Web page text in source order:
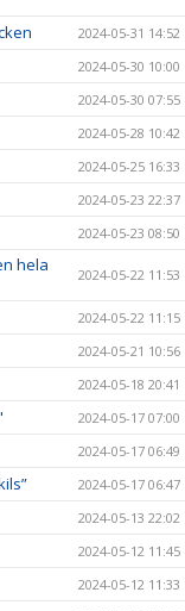
2024-05-31 14:52
2024-05-30 10:00
2024-05-30 07:55
2024-05-28 10:42
2024-05-25 16:33
2024-05-23 22:37
2024-05-23 08:50
hela
2024-05-22 11:53
2024-05-22 11:15
2024-05-21 10:56
2024-05-18 20:41
2024-05-17 07:00
2024-05-17 06:49
2024-05-17 06:47
2024-05-13 22:02
2024-05-12 11:45
2024-05-12 11:33